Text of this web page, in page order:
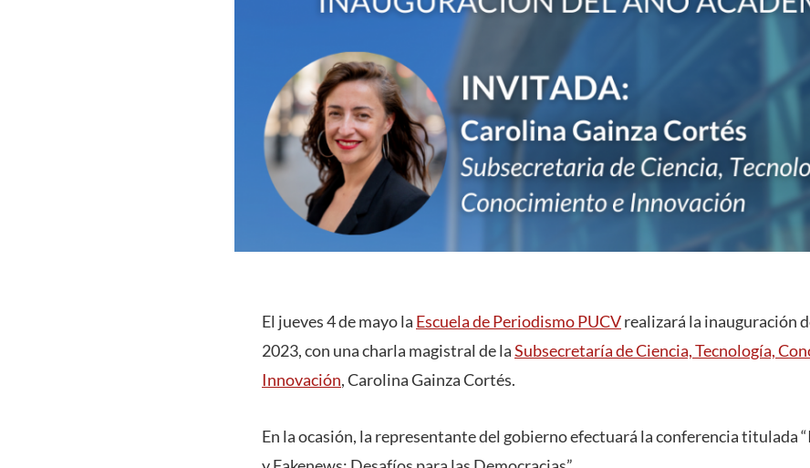
El jueves 4 de mayo la Escuela de Periodismo PUCVrealizará la inauguración
2023, con una charla magistral de laSubsecretaría de Ciencia, Tecnología,
Innovación, Carolina Gainza Cortés.
En la ocasión, la representante del gobierno efectuará la conferencia titulada